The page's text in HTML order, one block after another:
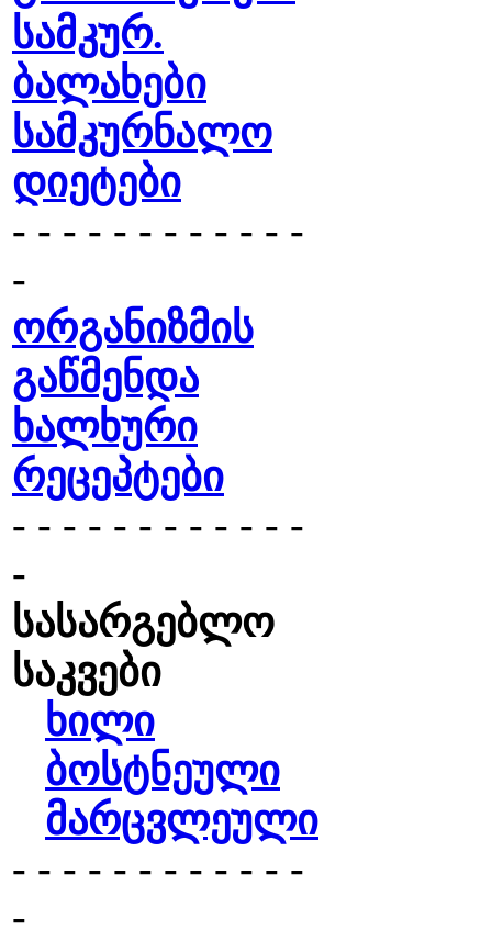
სამკურ.
ბალახები
სამკურნალო
დიეტები
- - - - - - - - - - - -
-
ორგანიზმის
გაწმენდა
ხალხური
რეცეპტები
- - - - - - - - - - - -
-
სასარგებლო
საკვები
ხილი
ბოსტნეული
მარცვლეული
- - - - - - - - - - - -
-